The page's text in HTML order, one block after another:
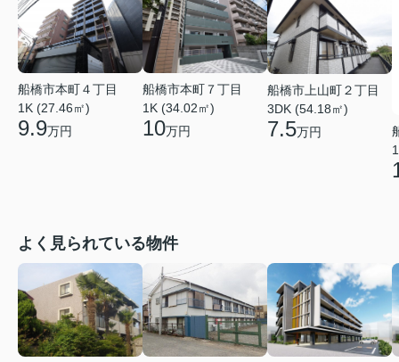
船橋市本町４丁目
1K (27.46㎡)
9.9万円
船橋市本町７丁目
1K (34.02㎡)
10万円
船橋市上山町２丁目
3DK (54.18㎡)
7.5万円
よく見られている物件